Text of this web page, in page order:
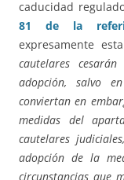
caducidad
81 de la
expresamente
cautelares
adopción, salvo
conviertan en
medidas del
cautelares
adopción de la
circunstancias que